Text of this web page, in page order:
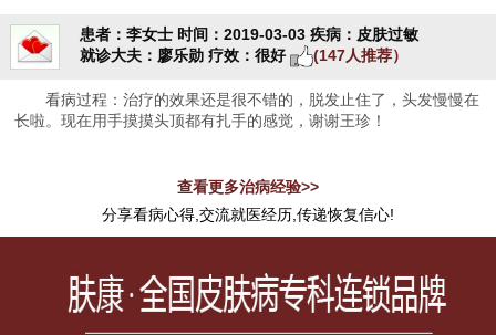
患者：李女士 时间：2019-03-03 疾病：皮肤过敏
就诊大夫：廖乐勋 疗效：很好 (147人推荐）
看病过程：治疗的效果还是很不错的，脱发止住了，头发慢慢在
长啦。现在用手摸摸头顶都有扎手的感觉，谢谢王珍！
查看更多治病经验>>
分享看病心得,交流就医经历,传递恢复信心!